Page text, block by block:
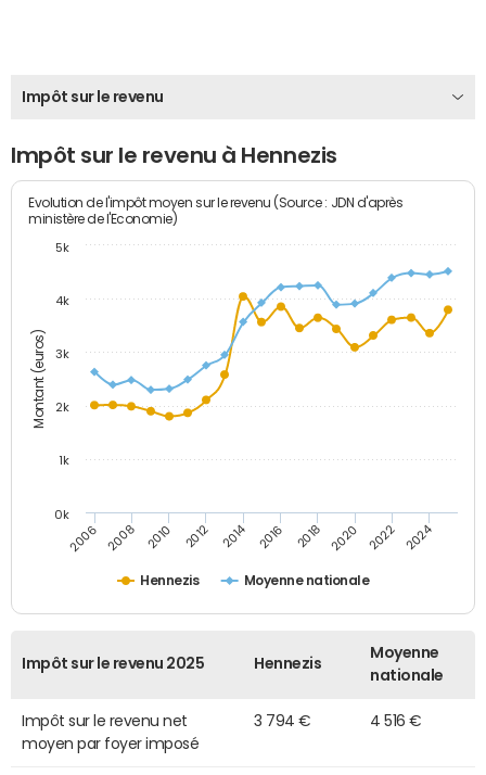
Impôt sur le revenu
Impôt sur le revenu à Hennezis
Montant (euros)
Evolution de l'impôt moyen sur le revenu (Source : JDN d'après
ministère de l'Economie)
Hennezis Moyenne nationale
2006 2008 2010 2012 2014 2016 2018 2020 2022 2024
0k
1k
2k
3k
4k
5k
Impôt sur le revenu 2025 Hennezis
Moyenne
nationale
Impôt sur le revenu net
moyen par foyer imposé
3 794 € 4 516 €